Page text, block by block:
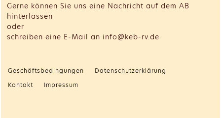
Gerne können Sie uns eine Nachricht auf dem AB
hinterlassen
oder
schreiben eine E-Mail an info@keb-rv.de
Geschäftsbedingungen
Datenschutzerklärung
Kontakt
Impressum